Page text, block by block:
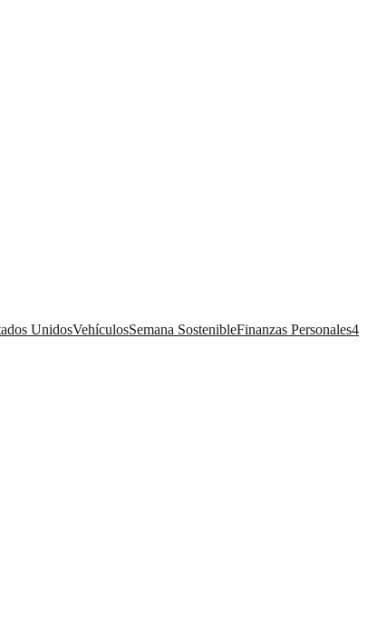
UnidosVehículosSemana SostenibleFinanzas Personales4